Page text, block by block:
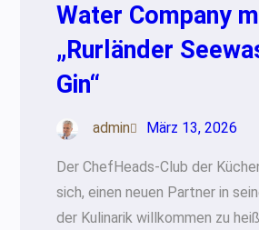
Water Company
„Rurländer
Gin“
admin März 13, 2026
Der ChefHeads-Club der
sich, einen neuen Partner in
der Kulinarik willkommen zu